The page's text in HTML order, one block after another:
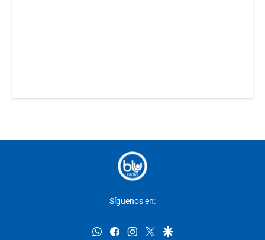
Síguenos en:
whatsappfacebookinstagram
twittergoogle